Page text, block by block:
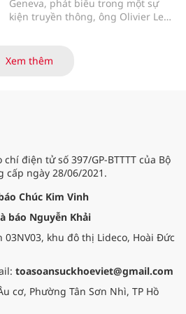
được thiết kế để tăng tốc quá trình
chuyển đổi số trong sản xuất dược
Geneva, phát biểu trong một sự
kiện truyền thông, ông Olivier Le
phục vụ ứng phó của Tổ chức Y tế
thế giới (WHO) - ngày 11/5 đã cung
Xem thêm
điện tử số 397/GP-BTTTT của Bộ
ngày 28/06/2021.
Chúc Kim Vinh
báo Nguyễn Khải
03NV03, khu đô thị Lideco, Hoài Đức
toasoansuckhoeviet@gmail.com
cơ, Phường Tân Sơn Nhì, TP Hồ